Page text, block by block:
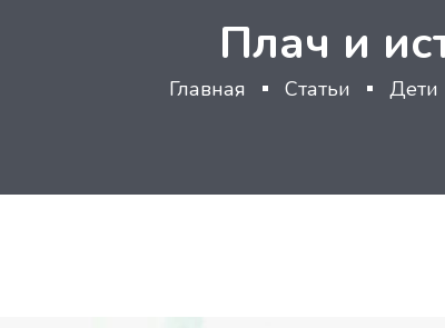
Плач и
Главная Статьи Дети